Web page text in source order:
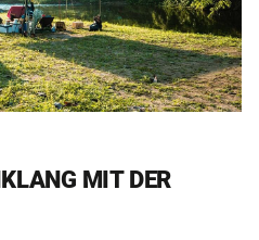
MIT DER